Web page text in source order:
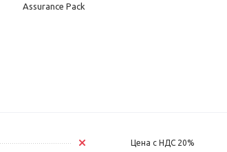
Assurance Pack
Цена с НДС 20%